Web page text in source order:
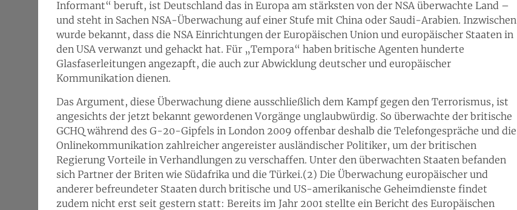
Informant“ beruft, ist Deutschland das in Europa am stärksten von der NSA überwachte Land –
und steht in Sachen NSA-Überwachung auf einer Stufe mit China oder Saudi-Arabien. Inzwischen
wurde bekannt, dass die NSA Einrichtungen der Europäischen Union und europäischer Staaten in
den USA verwanzt und gehackt hat. Für „Tempora“ haben britische Agenten hunderte
Glasfaserleitungen angezapft, die auch zur Abwicklung deutscher und europäischer
Kommunikation dienen.
Das Argument, diese Überwachung diene ausschließlich dem Kampf gegen den Terrorismus, ist
angesichts der jetzt bekannt gewordenen Vorgänge unglaubwürdig. So überwachte der britische
GCHQ während des G-20-Gipfels in London 2009 offenbar deshalb die Telefongespräche und die
Onlinekommunikation zahlreicher angereister ausländischer Politiker, um der britischen
Regierung Vorteile in Verhandlungen zu verschaffen. Unter den überwachten Staaten befanden
sich Partner der Briten wie Südafrika und die Türkei.(2) Die Überwachung europäischer und
anderer befreundeter Staaten durch britische und US-amerikanische Geheimdienste findet
zudem nicht erst seit gestern statt: Bereits im Jahr 2001 stellte ein Bericht des Europäischen